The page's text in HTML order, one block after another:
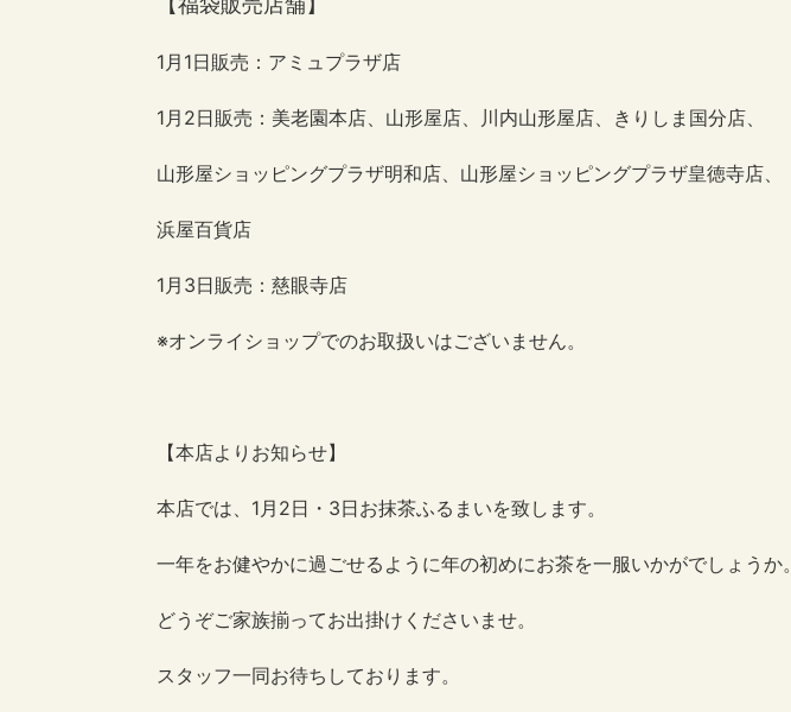
1月1日販売：アミュプラザ店
1月2日販売：美老園本店、山形屋店、川内山形屋店、きりしま国分店、
山形屋ショッピングプラザ明和店、山形屋ショッピングプラザ皇徳寺店、
浜屋百貨店
1月3日販売：慈眼寺店
※オンライショップでのお取扱いはございません。
【本店よりお知らせ】
本店では、1月2日・3日お抹茶ふるまいを致します。
一年をお健やかに過ごせるように年の初めにお茶を一服いかがでしょうか。
どうぞご家族揃ってお出掛けくださいませ。
スタッフ一同お待ちしております。